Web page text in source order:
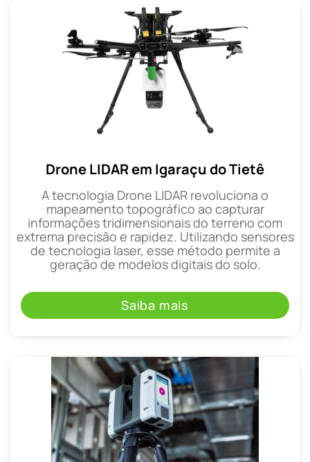
Drone LIDAR em Igaraçu do Tietê
A tecnologia Drone LIDAR revoluciona o
mapeamento topográfico ao capturar
informações tridimensionais do terreno com
extrema precisão e rapidez. Utilizando sensores
de tecnologia laser, esse método permite a
geração de modelos digitais do solo.
Saiba mais